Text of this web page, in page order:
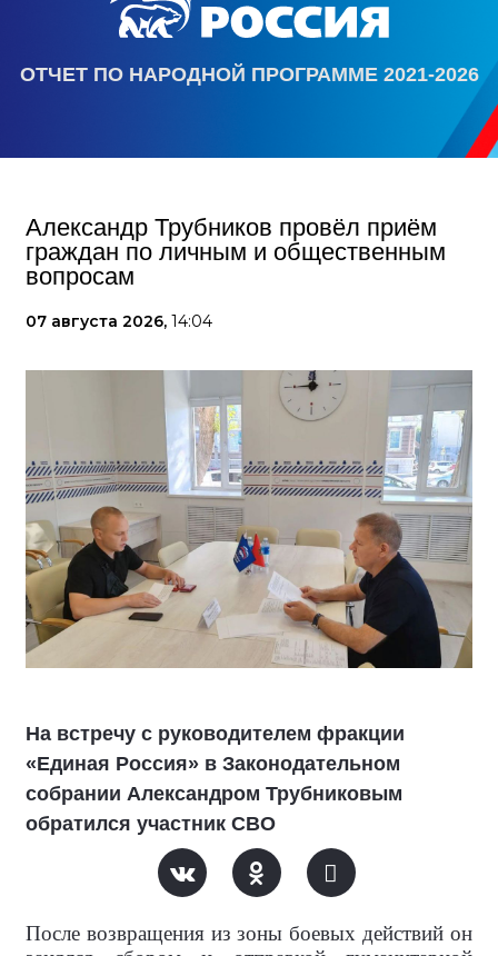
ОТЧЕТ ПО НАРОДНОЙ ПРОГРАММЕ 2021-2026
Александр Трубников провёл приём
граждан по личным и общественным
вопросам
07 августа 2026, 14:04
На встречу с руководителем фракции
«Единая Россия» в Законодательном
собрании Александром Трубниковым
обратился участник СВО
После возвращения из зоны боевых действий он